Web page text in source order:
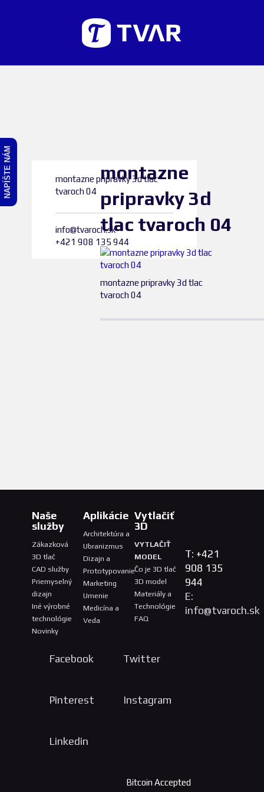
montazne pripravky 3d tlac
tvaroch 04
info@tvaroch.sk
+421 908 135 944
montazne
pripravky 3d
tlac tvaroch 04
montazne pripravky 3d tlac
tvaroch 04
Naše
služby
Zákazková
3D tlač
CAD služby
Priemyselný
dizajn
Iné výrobné
technológie
Novinky
Aplikácie
Architektúra a
Ubranizmus
Dizajn a
Prototypovanie
Marketing
Umenie
Medicína a
Veda
Vytlačiť
3D
VYTLAČIŤ
MODEL
Čo je 3D tlač
3D model
Materiály a
Technológie
FAQ
T: +421
908 135
944
E:
info@tvaroch.sk
Facebook Twitter
Pinterest Instagram
Linkedin
Bitcoin Accepted
NAPÍŠTE NÁM